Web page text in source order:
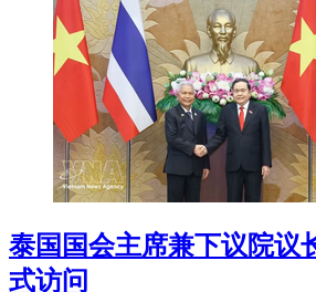
泰国国会主席兼下议院议
式访问